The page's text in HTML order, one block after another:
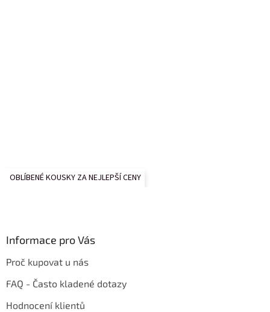
OBLÍBENÉ KOUSKY ZA NEJLEPŠÍ CENY
Informace pro Vás
Proč kupovat u nás
FAQ - Často kladené dotazy
Hodnocení klientů